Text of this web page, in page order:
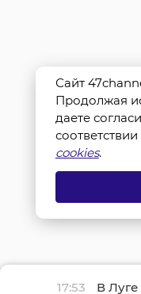
17:53 В
Сайт
Продолжая
даете
соответствии
cookies.